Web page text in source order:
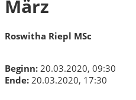
März
Roswitha Riepl MSc
Beginn: 20.03.2020, 09:30
Ende: 20.03.2020, 17:30